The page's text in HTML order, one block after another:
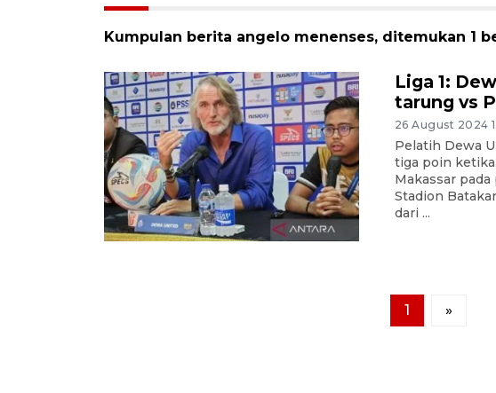
Kumpulan berita angelo menenses, ditemukan 1
Liga 1:
tarung vs
26 August 2024
Pelatih Dewa
tiga poin
Makassar
Stadion
dari ...
1 »